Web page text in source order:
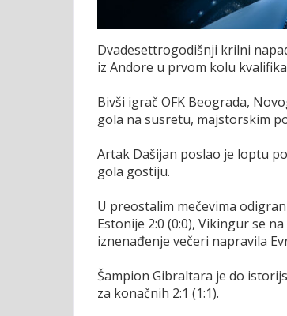
Dvadesettrogodišnji krilni
iz Andore u prvom kolu
Bivši igrač OFK Beograda,
gola na susretu, majstorskim
Artak Dašijan poslao je loptu
gola gostiju.
U preostalim mečevima
Estonije 2:0 (0:0), Vikingur se
iznenađenje večeri napravila
Šampion Gibraltara je do
za konačnih 2:1 (1:1).